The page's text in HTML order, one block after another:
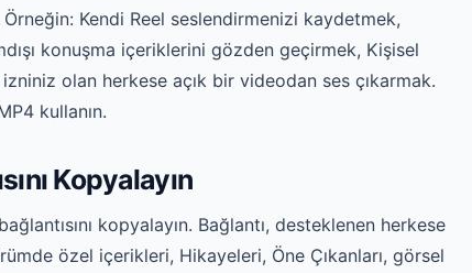
Kendi Reel seslendirmenizi kaydetmek,
konuşma içeriklerini gözden geçirmek, Kişisel
olan herkese açık bir videodan ses çıkarmak.
kullanın.
Kopyalayın
kopyalayın. Bağlantı, desteklenen herkese
özel içerikleri, Hikayeleri, Öne Çıkanları, görsel